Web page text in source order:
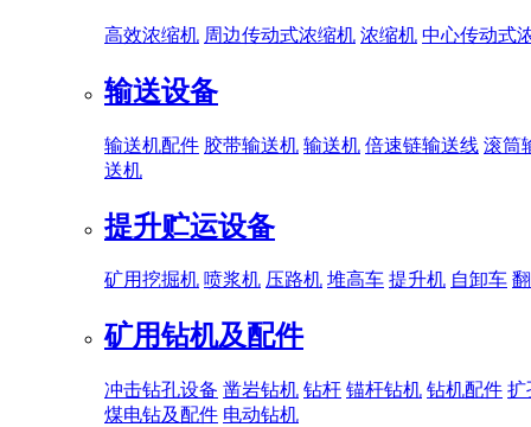
高效浓缩机 周边传动式浓缩机 浓缩机 中心传动式
输送设备
输送机配件 胶带输送机 输送机 倍速链输送线 滚筒
送机
提升贮运设备
矿用挖掘机 喷浆机 压路机 堆高车 提升机 自卸车
矿用钻机及配件
冲击钻孔设备 凿岩钻机 钻杆 锚杆钻机 钻机配件 扩
煤电钻及配件 电动钻机